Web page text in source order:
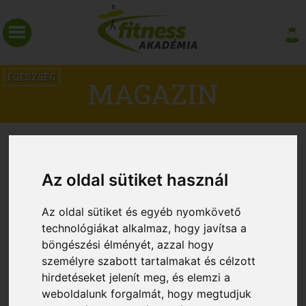
Az oldal sütiket használ
Az oldal sütiket és egyéb nyomkövető
technológiákat alkalmaz, hogy javítsa a
böngészési élményét, azzal hogy
személyre szabott tartalmakat és célzott
hirdetéseket jelenít meg, és elemzi a
weboldalunk forgalmát, hogy megtudjuk
EGÉSZSÉG MAGAZIN
Az edzés segíthet a rossz alvókon